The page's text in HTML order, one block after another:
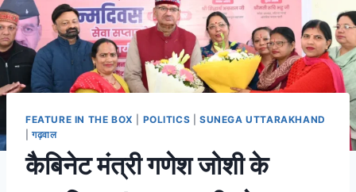
FEATURE IN THE BOX POLITICS |SUNEGA UTTARAKHAND
|गढ़वाल
कैबिनेट मंत्री गणेश जोशी के